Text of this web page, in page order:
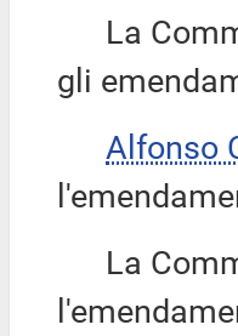
La
gli
Alfonso
La